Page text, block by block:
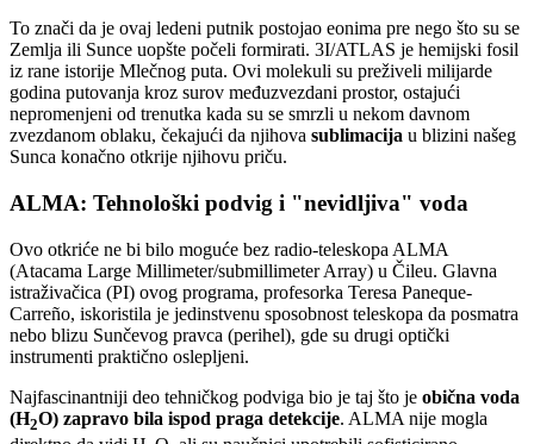
To znači da je ovaj ledeni putnik postojao eonima pre nego što su se
Zemlja ili Sunce uopšte počeli formirati. 3I/ATLAS je hemijski fosil
iz rane istorije Mlečnog puta. Ovi molekuli su preživeli milijarde
godina putovanja kroz surov međuzvezdani prostor, ostajući
nepromenjeni od trenutka kada su se smrzli u nekom davnom
zvezdanom oblaku, čekajući da njihova sublimacija u blizini našeg
Sunca konačno otkrije njihovu priču.
ALMA: Tehnološki podvig i "nevidljiva" voda
Ovo otkriće ne bi bilo moguće bez radio-teleskopa ALMA
(Atacama Large Millimeter/submillimeter Array) u Čileu. Glavna
istraživačica (PI) ovog programa, profesorka Teresa Paneque-
Carreño, iskoristila je jedinstvenu sposobnost teleskopa da posmatra
nebo blizu Sunčevog pravca (perihel), gde su drugi optički
instrumenti praktično oslepljeni.
Najfascinantniji deo tehničkog podviga bio je taj što je obična voda
(H2O) zapravo bila ispod praga detekcije. ALMA nije mogla